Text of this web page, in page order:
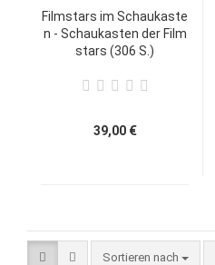
Filmstars im Schaukaste
n - Schaukasten der Film
stars (306 S.)
39,00 €
Sortieren nach